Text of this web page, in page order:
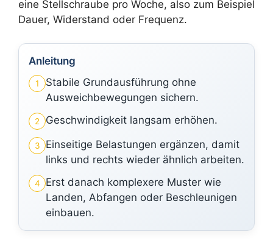
eine Stellschraube pro Woche, also zum Beispiel
Dauer, Widerstand oder Frequenz.
Anleitung
1
Stabile Grundausführung ohne
Ausweichbewegungen sichern.
2 Geschwindigkeit langsam erhöhen.
3
Einseitige Belastungen ergänzen, damit
links und rechts wieder ähnlich arbeiten.
4
Erst danach komplexere Muster wie
Landen, Abfangen oder Beschleunigen
einbauen.